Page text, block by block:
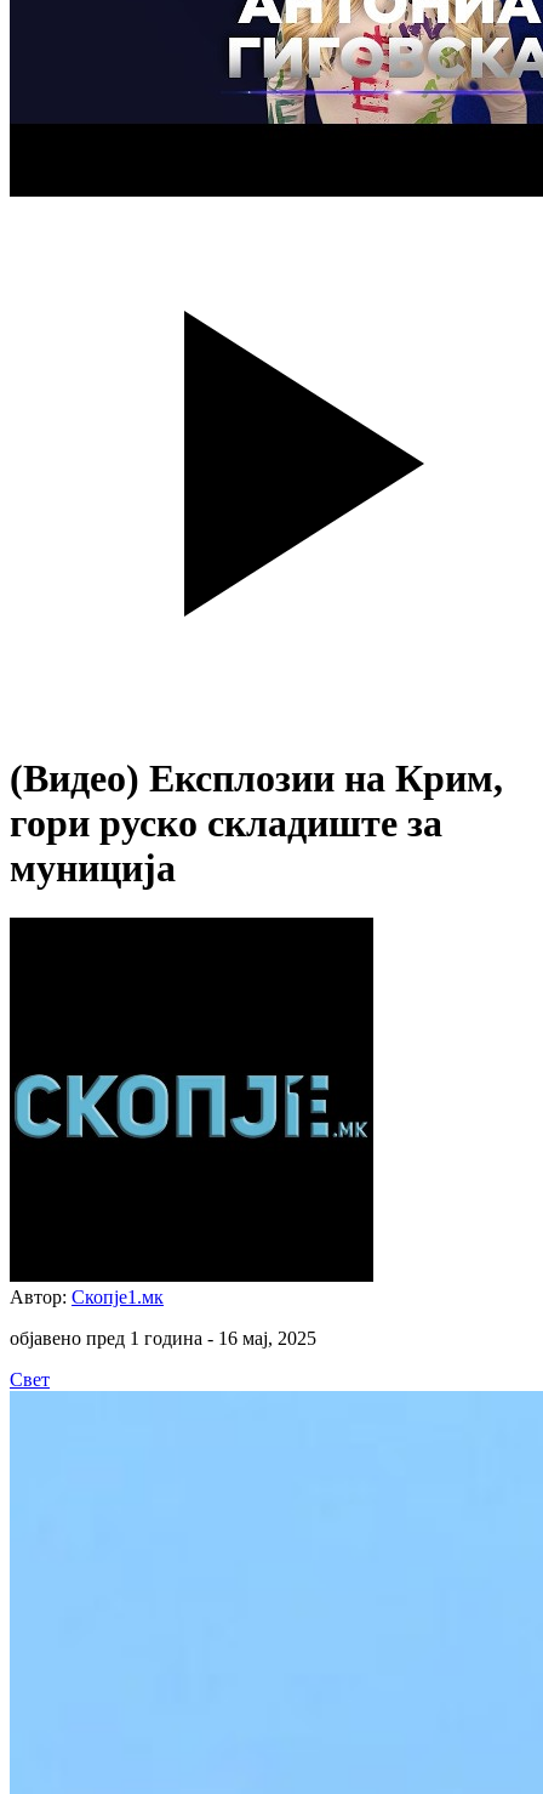
(Видео) Експлозии на Крим,
гори руско складиште за
муниција
Автор: Скопје1.мк
објавено пред 1 година - 16 мај, 2025
Свет